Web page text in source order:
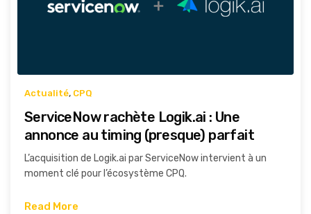
Actualité, CPQ
ServiceNow rachète Logik.ai : Une
annonce au timing (presque) parfait
L’acquisition de Logik.ai par ServiceNow intervient à un
moment clé pour l’écosystème CPQ.
Read More